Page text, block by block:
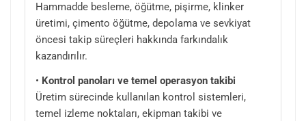
Hammadde besleme, öğütme, pişirme, klinker
üretimi, çimento öğütme, depolama ve sevkiyat
öncesi takip süreçleri hakkında farkındalık
kazandırılır.
• Kontrol panoları ve temel operasyon takibi
Üretim sürecinde kullanılan kontrol sistemleri,
temel izleme noktaları, ekipman takibi ve